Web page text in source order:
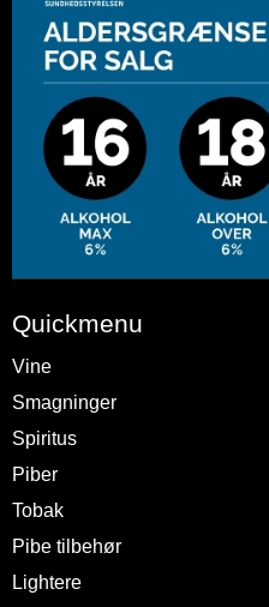
Quickmenu
Vine
Smagninger
Spiritus
Piber
Tobak
Pibe tilbehør
Lightere